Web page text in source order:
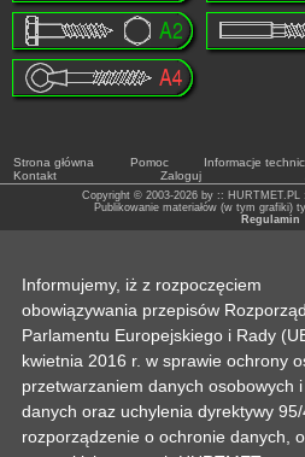
Strona główna Pomoc Informacje
Kontakt
Zaloguj
Copyright © 2003-2026 by ::
Publikowanie materiałów (w tym grafiki)
Regulamin
Informujemy, iż z rozpoczęciem
obowiązywania przepisów
Parlamentu Europejskiego i Rady
kwietnia 2016 r. w sprawie ochrony
przetwarzaniem danych osobowych
danych oraz uchylenia dyrektywy
rozporządzenie o ochronie danych,